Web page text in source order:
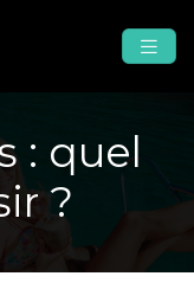
: quel
?